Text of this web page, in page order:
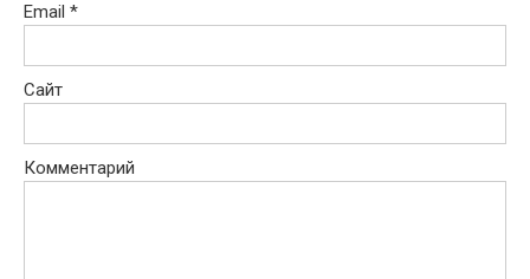
Email *
Сайт
Комментарий